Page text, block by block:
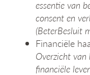
essentie van
consent en
(BeterBesluit
Financiële
Overzicht
financiële